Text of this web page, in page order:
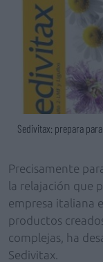
Sedivitax: prepara
Precisamente
la relajación que
empresa italiana
productos
complejas, ha
Sedivitax.